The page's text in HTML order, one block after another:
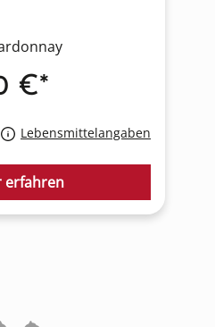
Lebensmittelangaben
€*
erfahren